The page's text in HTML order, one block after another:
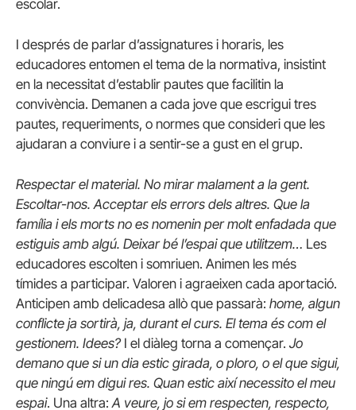
escolar.
I després de parlar d’assignatures i horaris, les
educadores entomen el tema de la normativa, insistint
en la necessitat d’establir pautes que facilitin la
convivència. Demanen a cada jove que escrigui tres
pautes, requeriments, o normes que consideri que les
ajudaran a conviure i a sentir-se a gust en el grup.
Respectar el material. No mirar malament a la gent.
Escoltar-nos. Acceptar els errors dels altres. Que la
família i els morts no es nomenin per molt enfadada que
estiguis amb algú. Deixar bé l’espai que utilitzem… Les
educadores escolten i somriuen. Animen les més
tímides a participar. Valoren i agraeixen cada aportació.
Anticipen amb delicadesa allò que passarà: home, algun
conflicte ja sortirà, ja, durant el curs. El tema és com el
gestionem. Idees?I el diàleg torna a començar. Jo
demano que si un dia estic girada, o ploro, o el que sigui,
que ningú em digui res. Quan estic així necessito el meu
espai. Una altra:A veure, jo si em respecten, respecto,